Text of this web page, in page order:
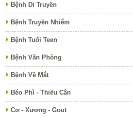
Bệnh Di Truyền
Bệnh Truyền Nhiễm
Bệnh Tuổi Teen
Bệnh Văn Phòng
Bệnh Về Mắt
Béo Phì - Thiếu Cân
Cơ - Xương - Gout